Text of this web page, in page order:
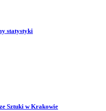
statystyki
Sztuki w Krakowie